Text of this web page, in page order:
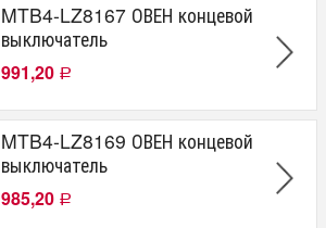
MTB4-LZ8167 ОВЕН концевой
выключатель
991,20 Р
MTB4-LZ8169 ОВЕН концевой
выключатель
985,20 Р